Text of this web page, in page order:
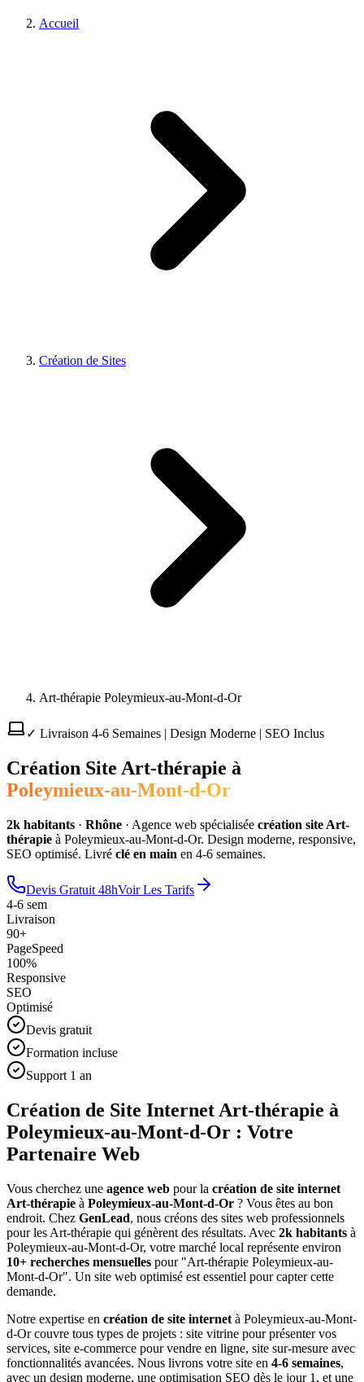
Accueil
Création de Sites
Art-thérapie Poleymieux-au-Mont-d-Or
✓ Livraison 4-6 Semaines | Design Moderne | SEO Inclus
Création Site Art-thérapie à
Poleymieux-au-Mont-d-Or
2k habitants · Rhône · Agence web spécialisée création site Art-
thérapie à Poleymieux-au-Mont-d-Or. Design moderne, responsive,
SEO optimisé. Livré clé en main en 4-6 semaines.
Devis Gratuit 48hVoir Les Tarifs
4-6 sem
Livraison
90+
PageSpeed
100%
Responsive
SEO
Optimisé
Devis gratuit
Formation incluse
Support 1 an
Création de Site Internet Art-thérapie à
Poleymieux-au-Mont-d-Or : Votre
Partenaire Web
Vous cherchez une agence web pour la création de site internet
Art-thérapie à Poleymieux-au-Mont-d-Or ? Vous êtes au bon
endroit. Chez GenLead, nous créons des sites web professionnels
pour les Art-thérapie qui génèrent des résultats. Avec 2k habitants à
Poleymieux-au-Mont-d-Or, votre marché local représente environ
10+ recherches mensuelles pour "Art-thérapie Poleymieux-au-
Mont-d-Or". Un site web optimisé est essentiel pour capter cette
demande.
Notre expertise en création de site internet à Poleymieux-au-Mont-
d-Orcouvre tous types de projets : site vitrine pour présenter vos
services, site e-commerce pour vendre en ligne, site sur-mesure avec
fonctionnalités avancées. Nous livrons votre site en 4-6 semaines,
avec un design moderne, une optimisation SEO dès le jour 1, et une